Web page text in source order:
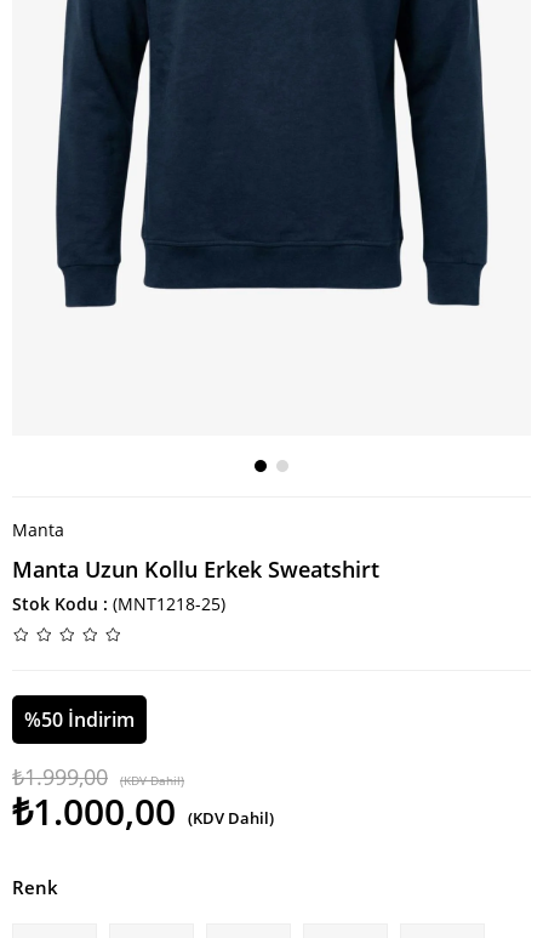
Manta
Manta Uzun Kollu Erkek Sweatshirt
Stok Kodu (MNT1218-25)
%50 İndirim
₺1.999,00 (KDV Dahil)
₺1.000,00 (KDV Dahil)
Renk